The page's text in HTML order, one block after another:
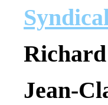
Jean-